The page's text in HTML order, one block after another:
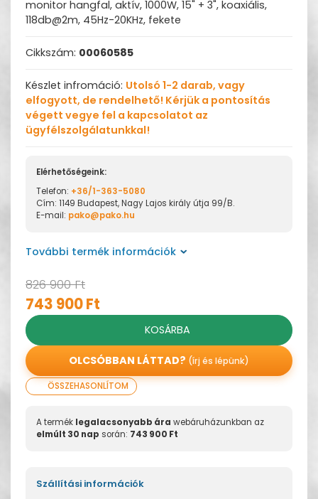
monitor hangfal, aktív, 1000W, 15" + 3", koaxiális,
118db@2m, 45Hz-20KHz, fekete
Cikkszám: 00060585
Készlet infromáció: Utolsó 1-2 darab, vagy
elfogyott, de rendelhető! Kérjük a pontosítás
végett vegye fel a kapcsolatot az
ügyfélszolgálatunkkal!
Elérhetőségeink:
Telefon: +36/1-363-5080
Cím: 1149 Budapest, Nagy Lajos király útja 99/B.
E-mail: pako@pako.hu
További termék információk
826 900 Ft
743 900 Ft
KOSÁRBA
OLCSÓBBAN LÁTTAD? (írj és lépünk)
ÖSSZEHASONLÍTOM
A termék legalacsonyabb ára webáruházunkban az
elmúlt 30 nap során: 743 900 Ft
Szállítási információk